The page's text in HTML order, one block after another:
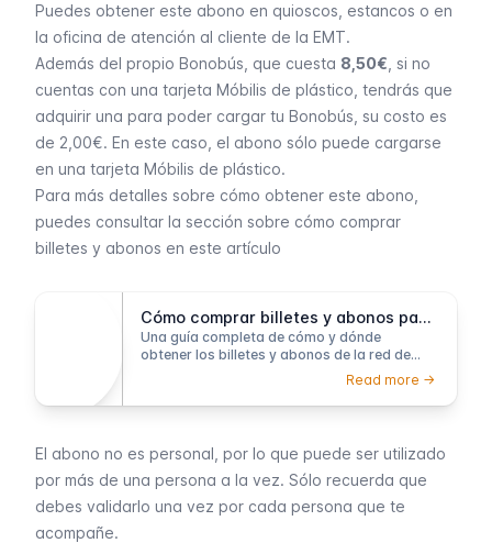
Puedes obtener este abono en quioscos, estancos o en
la oficina de atención al cliente de la EMT.
Además del propio Bonobús, que cuesta 8,50€ , si no
cuentas con una tarjeta Móbilis de plástico, tendrás que
adquirir una para poder cargar tu Bonobús, su costo es
de 2,00€. En este caso, el abono sólo puede cargarse
en una tarjeta Móbilis de plástico.
Para más detalles sobre cómo obtener este abono,
puedes consultar la sección sobre cómo comprar
billetes y abonos en este artículo
Cómo comprar billetes y abonos para el transporte público en Valencia
Una guía completa de cómo y dónde
obtener los billetes y abonos de la red de
Read more ->
El abono no es personal, por lo que puede ser utilizado
por más de una persona a la vez. Sólo recuerda que
debes validarlo una vez por cada persona que te
acompañe.